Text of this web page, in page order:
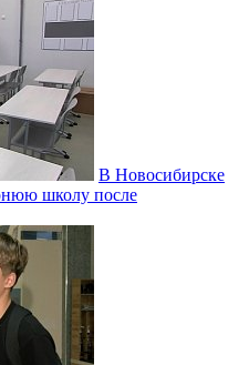
В Новосибирске
школу после